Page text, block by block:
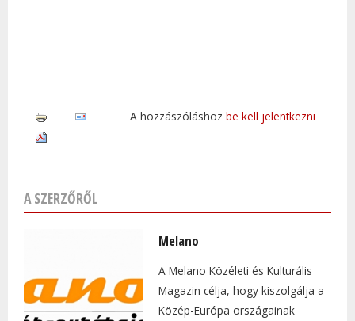
A hozzászóláshoz be kell jelentkezni
A SZERZŐRŐL
Melano
A Melano Közéleti és Kulturális
Magazin célja, hogy kiszolgálja a
Közép-Európa országainak